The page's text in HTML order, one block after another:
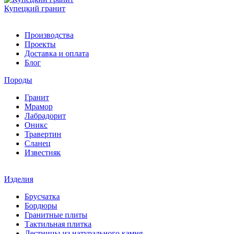
Купецкий гранит
Производства
Проекты
Доставка и оплата
Блог
Породы
Гранит
Мрамор
Лабрадорит
Оникс
Травертин
Сланец
Известняк
Изделия
Брусчатка
Бордюры
Гранитные плиты
Тактильная плитка